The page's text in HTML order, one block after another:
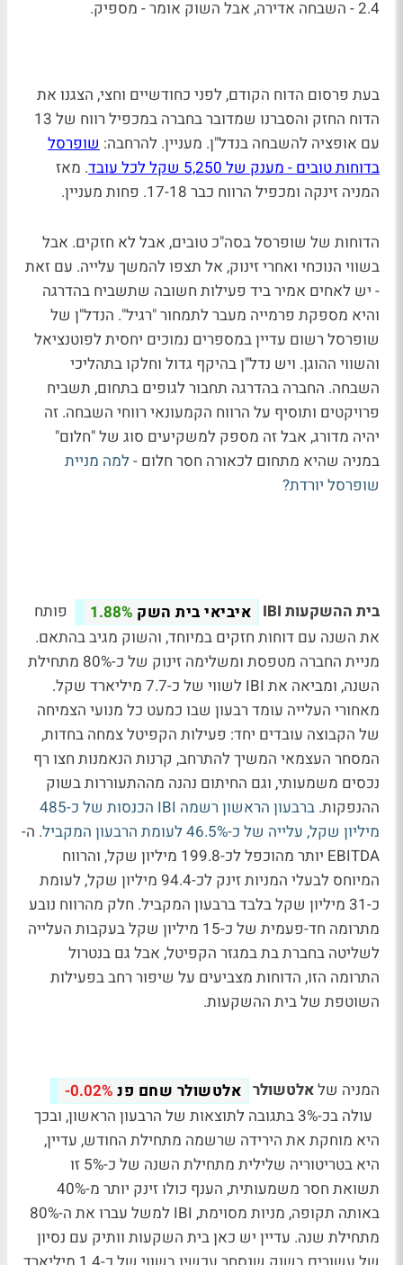
2.4 - השבחה אדירה, אבל השוק אומר - מספיק.
בעת פרסום הדוח הקודם, לפני כחודשיים וחצי, הצגנו את
הדוח החזק והסברנו שמדובר בחברה במכפיל רווח של 13
עם אופציה להשבחה בנדל"ן. מעניין. להרחבה: שופרסל
בדוחות טובים - מענק של 5,250 שקל לכל עובד
. מאז
המניה זינקה ומכפיל הרווח כבר 17-18. פחות מעניין.
הדוחות של שופרסל בסה"כ טובים, אבל לא חזקים. אבל
בשווי הנוכחי ואחרי זינוק, אל תצפו להמשך עלייה. עם זאת
- יש לאחים אמיר ביד פעילות חשובה שתשביח בהדרגה
והיא מספקת פרמייה מעבר לתמחור "רגיל". הנדל"ן של
שופרסל רשום עדיין במספרים נמוכים יחסית לפוטנציאל
והשווי ההוגן. ויש נדל"ן בהיקף גדול וחלקו בתהליכי
השבחה. החברה בהדרגה תחבור לגופים בתחום, תשביח
פרויקטים ותוסיף על הרווח הקמעונאי רווחי השבחה. זה
יהיה מדורג, אבל זה מספק למשקיעים סוג של "חלום"
במניה שהיא מתחום לכאורה חסר חלום - למה מניית
שופרסל יורדת?
בית ההשקעות IBI איביאי בית השק 1.88%
פותח
את השנה עם דוחות חזקים במיוחד, והשוק מגיב בהתאם.
מניית החברה מטפסת ומשלימה זינוק של כ-80% מתחילת
השנה, ומביאה את IBI לשווי של כ-7.7 מיליארד שקל.
מאחורי העלייה עומד רבעון שבו כמעט כל מנועי הצמיחה
של הקבוצה עובדים יחד: פעילות הקפיטל צמחה בחדות,
המסחר העצמאי המשיך להתרחב, קרנות הנאמנות חצו רף
נכסים משמעותי, וגם החיתום נהנה מההתעוררות בשוק
ההנפקות.
ברבעון הראשון רשמה IBI הכנסות של כ-485
מיליון שקל, עלייה של כ-46.5% לעומת הרבעון המקביל
. ה-
EBITDA יותר מהוכפל לכ-199.8 מיליון שקל, והרווח
המיוחס לבעלי המניות זינק לכ-94.4 מיליון שקל, לעומת
כ-31 מיליון שקל בלבד ברבעון המקביל. חלק מהרווח נובע
מתרומה חד-פעמית של כ-15 מיליון שקל בעקבות העלייה
לשליטה בחברת בת במגזר הקפיטל, אבל גם בנטרול
התרומה הזו, הדוחות מצביעים על שיפור רחב בפעילות
השוטפת של בית ההשקעות.
המניה שלאלטשולר אלטשולר שחם פנ -0.02%
עולה בכ-3% בתגובה לתוצאות של הרבעון הראשון, ובכך
היא מוחקת את הירידה שרשמה מתחילת החודש, עדיין,
היא בטריטוריה שלילית מתחילת השנה של כ-5% זו
תשואת חסר משמעותית, הענף כולו זינק יותר מ-40%
באותה תקופה, מניות מסוימת, IBI למשל עברו את ה-80%
מתחילת שנה. עדיין יש כאן בית השקעות וותיק עם נסיון